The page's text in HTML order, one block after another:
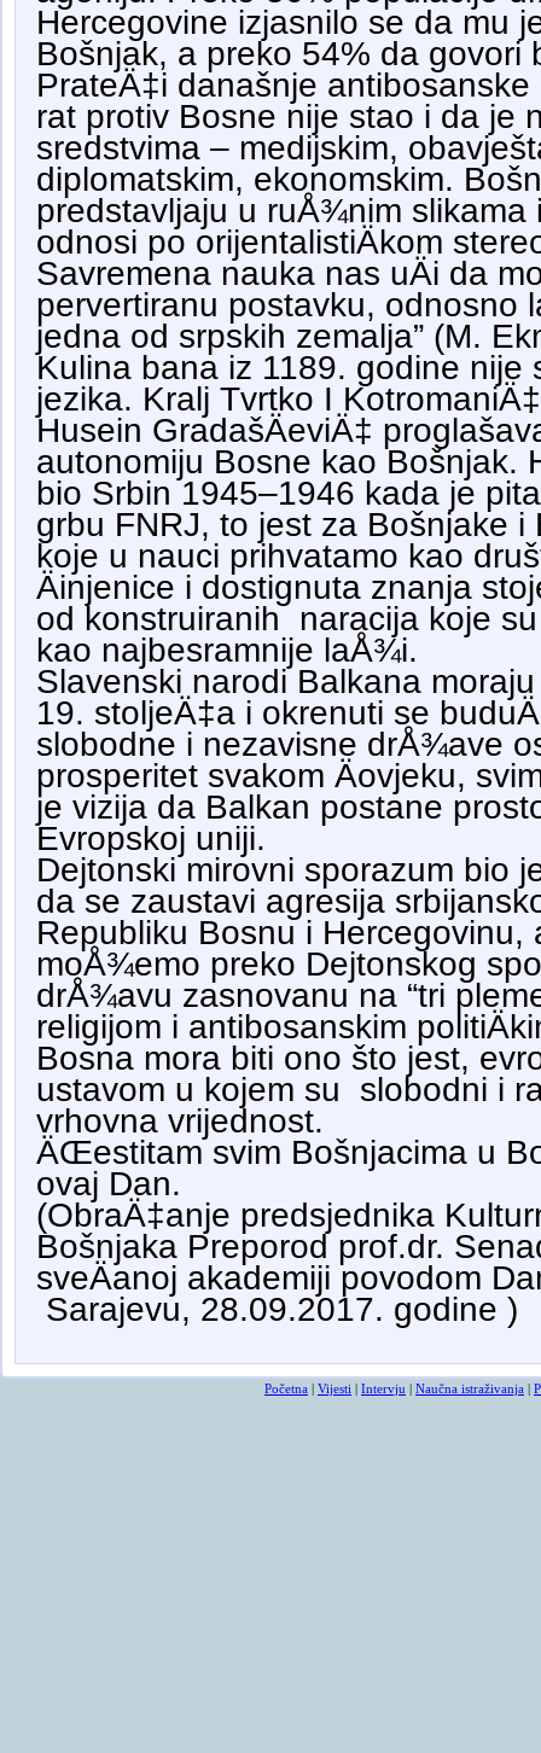
Hercegovine izjasnilo se da mu
Bošnjak, a preko 54% da govori
PrateÄ‡i današnje
rat protiv Bosne nije stao i da je
sredstvima – medijskim,
diplomatskim, ekonomskim.
predstavljaju u ruÅ¾nim slikama
odnosi po orijentalistiÄkom
Savremena nauka nas uÄi da
pervertiranu postavku, odnosno
jedna od srpskih zemalja” (M.
Kulina bana iz 1189. godine nije
jezika. Kralj Tvrtko I
Husein GradašÄeviÄ‡
autonomiju Bosne kao Bošnjak.
bio Srbin 1945–1946 kada je
grbu FNRJ, to jest za Bošnjake i
koje u nauci prihvatamo kao
Äinjenice i dostignuta znanja
od konstruiranih naracija koje
kao najbesramnije laÅ¾i.
Slavenski narodi Balkana
19. stoljeÄ‡a i okrenuti se
slobodne i nezavisne drÅ¾ave
prosperitet svakom Äovjeku,
je vizija da Balkan postane
Evropskoj uniji.
Dejtonski mirovni sporazum bio
da se zaustavi agresija
Republiku Bosnu i Hercegovinu,
moÅ¾emo preko Dejtonskog
drÅ¾avu zasnovanu na “tri
religijom i antibosanskim
Bosna mora biti ono što jest,
ustavom u kojem su slobodni i
vrhovna vrijednost.
ÄŒestitam svim Bošnjacima u
ovaj Dan.
(ObraÄ‡anje predsjednika
Bošnjaka Preporod prof.dr.
sveÄanoj akademiji povodom
Sarajevu, 28.09.2017. godine )
Početna | Vijesti | Intervju | Naučna istraživanja |